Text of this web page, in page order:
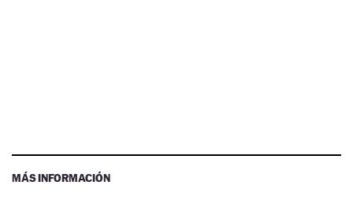
MÁS INFORMACIÓN